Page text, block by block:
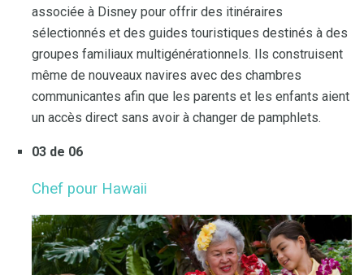
associée à Disney pour offrir des itinéraires
sélectionnés et des guides touristiques destinés à des
groupes familiaux multigénérationnels. Ils construisent
même de nouveaux navires avec des chambres
communicantes afin que les parents et les enfants aient
un accès direct sans avoir à changer de pamphlets.
03 de 06
Chef pour Hawaii